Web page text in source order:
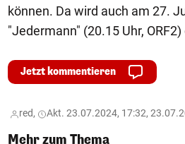
können. Da wird auch am 27.
"Jedermann" (20.15 Uhr,
Jetzt kommentieren
red, Akt. 23.07.2024, 17:32,
Mehr zum Thema